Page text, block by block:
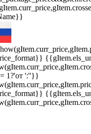
1?'от ':''}}